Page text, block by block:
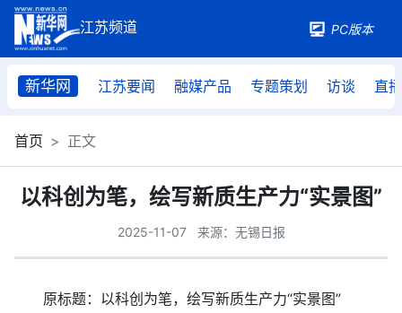
PC版本
新华网 江苏要闻 融媒产品 专题策划 访谈 直播
首页 正文
以科创为笔，绘写新质生产力“实景图”
2025-11-07 来源：无锡日报
原标题：以科创为笔，绘写新质生产力“实景图”